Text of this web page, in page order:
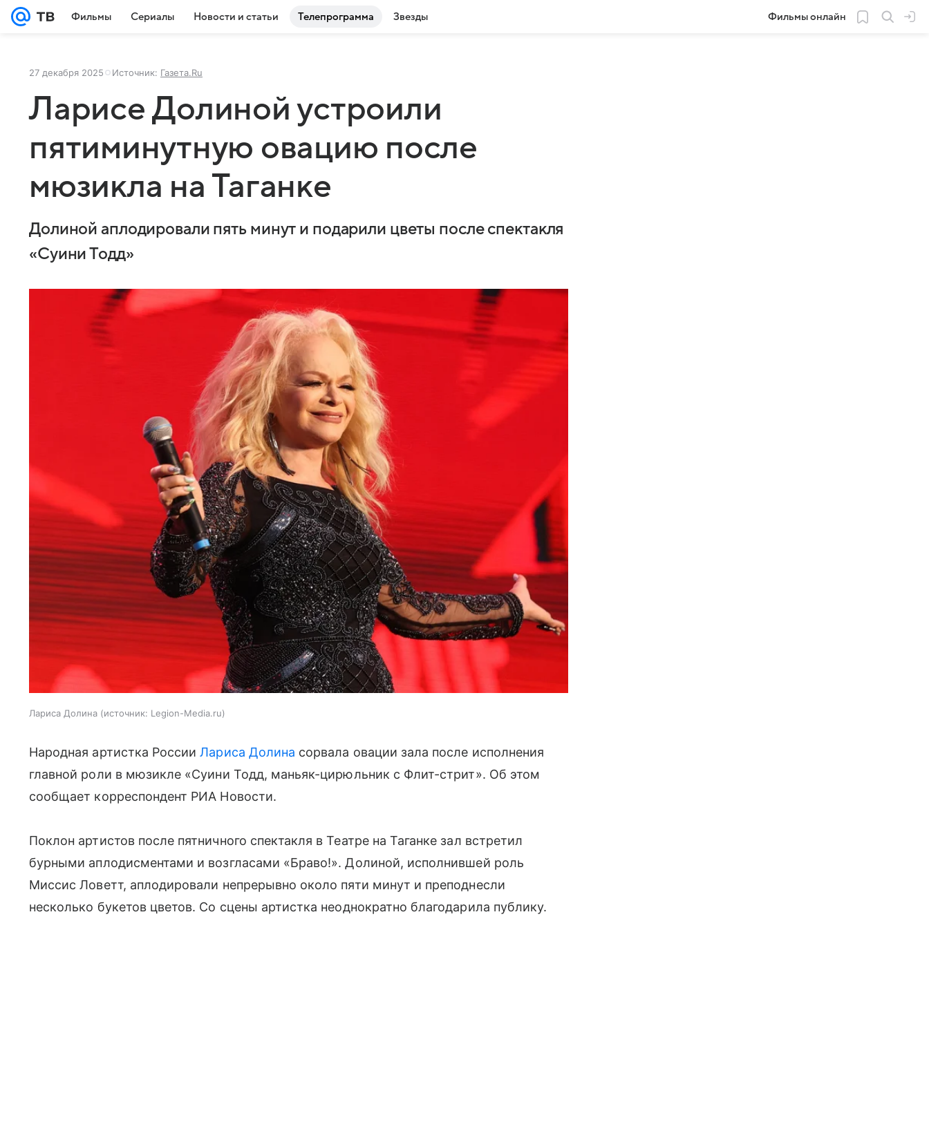
Фильмы Сериалы Новости и статьи Телепрограмма Звезды Фильмы онлайн
27 декабря 2025 Источник: Газета.Ru
Ларисе Долиной устроили
пятиминутную овацию после
мюзикла на Таганке
Долиной аплодировали пять минут и подарили цветы после спектакля
«Суини Тодд»
Лариса Долина источник: Legion-Media.ru
Народная артистка РоссииЛариса Долина сорвала овации зала после исполнения
главной роли в мюзикле «Суини Тодд, маньяк-цирюльник с Флит-стрит». Об этом
сообщает корреспондент РИА Новости.
Поклон артистов после пятничного спектакля в Театре на Таганке зал встретил
бурными аплодисментами и возгласами «Браво!». Долиной, исполнившей роль
Миссис Ловетт, аплодировали непрерывно около пяти минут и преподнесли
несколько букетов цветов. Со сцены артистка неоднократно благодарила публику.